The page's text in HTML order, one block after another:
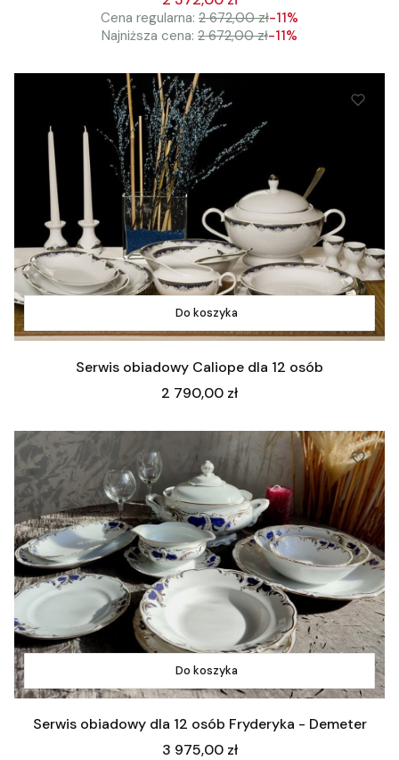
Cena regularna: 2 672,00 zł-11%
Najniższa cena: 2 672,00 zł-11%
Do koszyka
Serwis obiadowy Caliope dla 12 osób
Cena
2 790,00 zł
Do koszyka
Serwis obiadowy dla 12 osób Fryderyka - Demeter
Cena
3 975,00 zł